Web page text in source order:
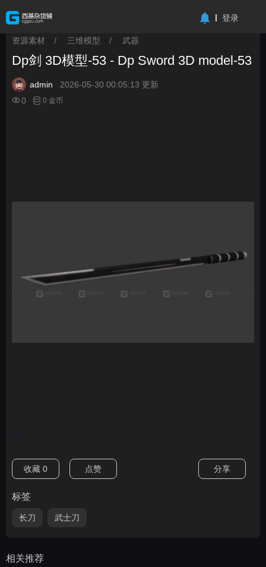
登录
资源素材 / 三维模型 / 武器
Dp剑 3D模型-53 - Dp Sword 3D model-53
admin
2026-05-30 00:05:13 更新
0
0 金币
收藏 0 点赞 分享
标签
长刀 武士刀
相关推荐